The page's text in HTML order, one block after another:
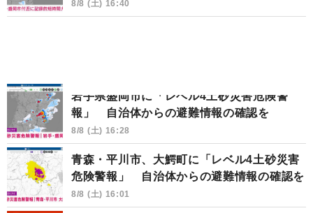
8/8 (土) 16:40
岩手県盛岡市に「レベル4土砂災害危険警
報」 自治体からの避難情報の確認を
8/8 (土) 16:28
青森・平川市、大鰐町に「レベル4土砂災害
危険警報」 自治体からの避難情報の確認を
8/8 (土) 16:01